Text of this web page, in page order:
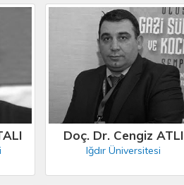
Doç. Dr. Cengiz ATLI
Iğdır Üniversitesi